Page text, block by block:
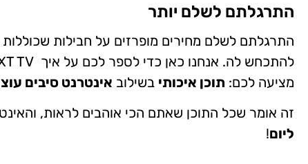
התרגלתם לשלם יותר
התרגלתם לשלם מחירים מופרזים על חבילות
מציעה לכם: תוכן איכותי בשילוב אינטרנט סיבים
זה אומר שכל התוכן שאתם הכי אוהבים לראות,
ליום!